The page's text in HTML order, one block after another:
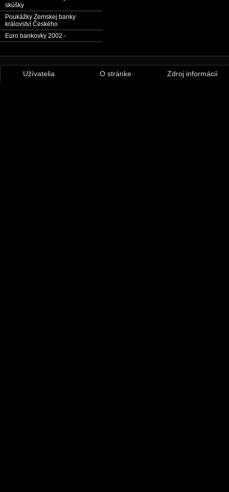
skúšky
Poukážky Zemskej banky
království Českého
Euro bankovky 2002 -
Užívatelia O stránke Zdroj informácií